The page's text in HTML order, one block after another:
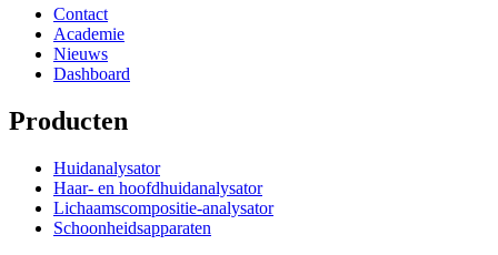
Contact
Academie
Nieuws
Dashboard
Producten
Huidanalysator
Haar- en hoofdhuidanalysator
Lichaamscompositie-analysator
Schoonheidsapparaten